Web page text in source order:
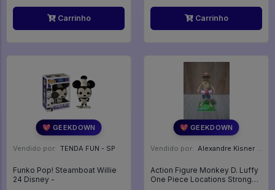
Carrinho Carrinho
💖 GEEKDOWN
Vendido por: TENDA FUN - SP
Funko Pop! Steamboat Willie
24 Disney -
💖 GEEKDOWN
Vendido por: Alexandre Kisner - PR
Action Figure Monkey D. Luffy
One Piece Locations Strong